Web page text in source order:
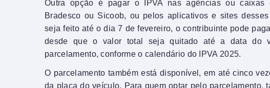
Outra opção é pagar o IPVA nas agências ou caixas
Bradesco ou Sicoob, ou pelos aplicativos e sites
seja feito até o dia 7 de fevereiro, o contribuinte pode
desde que o valor total seja quitado até a data do
parcelamento, conforme o calendário do IPVA 2025.
O parcelamento também está disponível, em até cinco
da placa do veículo. Para quem optar pelo parcelamento,